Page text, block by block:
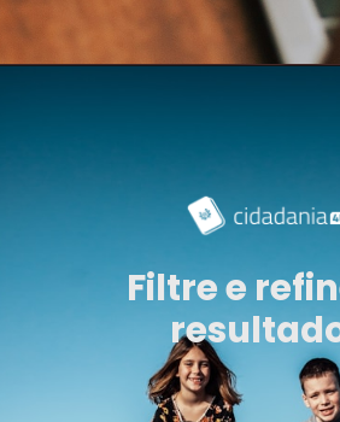
Filtre e